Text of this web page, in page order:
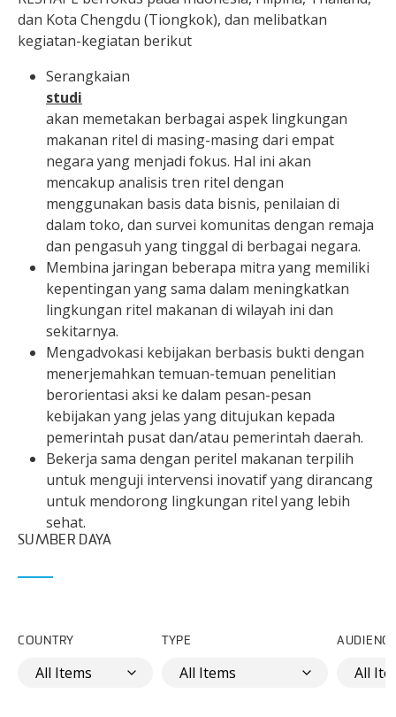
dan Kota Chengdu (Tiongkok), dan melibatkan
kegiatan-kegiatan berikut
Serangkaian
studi
akan memetakan berbagai aspek lingkungan
makanan ritel di masing-masing dari empat
negara yang menjadi fokus. Hal ini akan
mencakup analisis tren ritel dengan
menggunakan basis data bisnis, penilaian di
dalam toko, dan survei komunitas dengan remaja
dan pengasuh yang tinggal di berbagai negara.
Membina jaringan beberapa mitra yang memiliki
kepentingan yang sama dalam meningkatkan
lingkungan ritel makanan di wilayah ini dan
sekitarnya.
Mengadvokasi kebijakan berbasis bukti dengan
menerjemahkan temuan-temuan penelitian
berorientasi aksi ke dalam pesan-pesan
kebijakan yang jelas yang ditujukan kepada
pemerintah pusat dan/atau pemerintah daerah.
Bekerja sama dengan peritel makanan terpilih
untuk menguji intervensi inovatif yang dirancang
untuk mendorong lingkungan ritel yang lebih
sehat.
SUMBER DAYA
COUNTRY TYPE